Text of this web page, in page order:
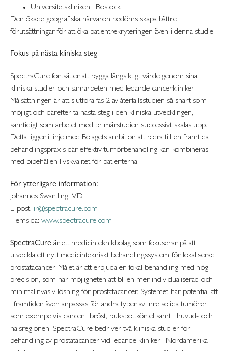
Universitetskliniken i Rostock
Den ökade geografiska närvaron bedöms skapa bättre
förutsättningar för att öka patientrekryteringen även i denna studie.
Fokus på nästa kliniska steg
SpectraCure fortsätter att bygga långsiktigt värde genom sina
kliniska studier och samarbeten med ledande cancerkliniker.
Målsättningen är att slutföra fas 2 av återfallsstudien så snart som
möjligt och därefter ta nästa steg i den kliniska utvecklingen,
samtidigt som arbetet med primärstudien successivt skalas upp.
Detta ligger i linje med Bolagets ambition att bidra till en framtida
behandlingspraxis där effektiv tumörbehandling kan kombineras
med bibehållen livskvalitet för patienterna.
För ytterligare information:
Johannes Swartling, VD
E-post: ir@spectracure.com
Hemsida: www.spectracure.com
SpectraCure är ett medicinteknikbolag som fokuserar på att
utveckla ett nytt medicintekniskt behandlingssystem för lokaliserad
prostatacancer. Målet är att erbjuda en fokal behandling med hög
precision, som har möjligheten att bli en mer individualiserad och
minimalinvasiv lösning för prostatacancer. Systemet har potential att
i framtiden även anpassas för andra typer av inre solida tumörer
som exempelvis cancer i bröst, bukspottkörtel samt i huvud- och
halsregionen. SpectraCure bedriver två kliniska studier för
behandling av prostatacancer vid ledande kliniker i Nordamerika